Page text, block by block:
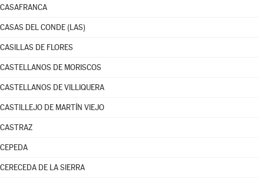
CASAFRANCA
CASAS DEL CONDE (LAS)
CASILLAS DE FLORES
CASTELLANOS DE MORISCOS
CASTELLANOS DE VILLIQUERA
CASTILLEJO DE MARTÍN VIEJO
CASTRAZ
CEPEDA
CERECEDA DE LA SIERRA